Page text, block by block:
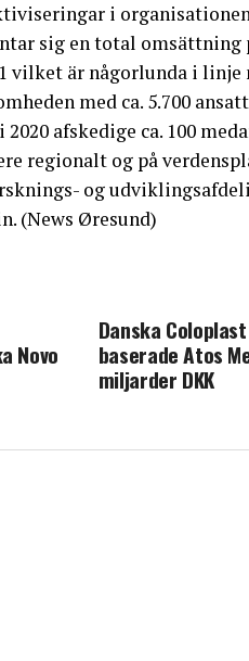
i
sig en total omsättning
vilket är någorlunda i linje
med ca. 5.700
afskedige ca. 100
regionalt og på
og
(News Øresund)
Danska
baserade Atos
miljarder DKK
Novo